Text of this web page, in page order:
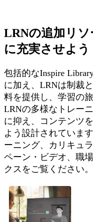
LRNの追加リ
に充実させよう
包括的なInspire
に加え、LRNは制裁
料を提供し、学習の
LRNの多様なトレー
に抑え、コンテンツ
よう設計されていま
ーニング、カリキュ
ペーン・ビデオ、職
クスをご覧ください。